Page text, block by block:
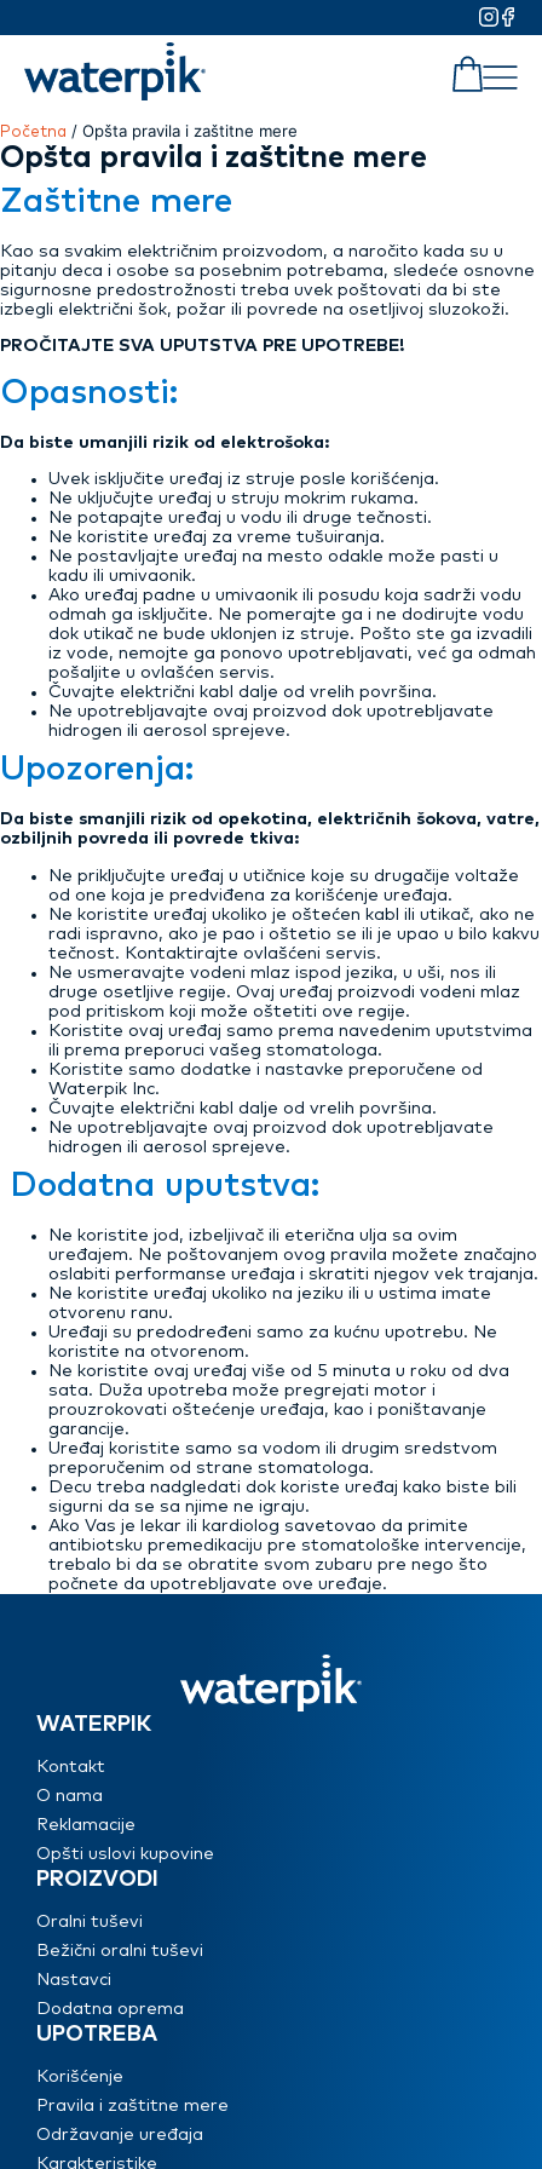
Početna / Opšta pravila i zaštitne mere
Opšta pravila i zaštitne mere
Zaštitne mere
Kao sa svakim električnim proizvodom, a naročito kada su u
pitanju deca i osobe sa posebnim potrebama, sledeće osnovne
sigurnosne predostrožnosti treba uvek poštovati da bi ste
izbegli električni šok, požar ili povrede na osetljivoj sluzokoži.
PROČITAJTE SVA UPUTSTVA PRE UPOTREBE!
Opasnosti:
Da biste umanjili rizik od elektrošoka:
Uvek isključite uređaj iz struje posle korišćenja.
Ne uključujte uređaj u struju mokrim rukama.
Ne potapajte uređaj u vodu ili druge tečnosti.
Ne koristite uređaj za vreme tušuiranja.
Ne postavljajte uređaj na mesto odakle može pasti u
kadu ili umivaonik.
Ako uređaj padne u umivaonik ili posudu koja sadrži vodu
odmah ga isključite. Ne pomerajte ga i ne dodirujte vodu
dok utikač ne bude uklonjen iz struje. Pošto ste ga izvadili
iz vode, nemojte ga ponovo upotrebljavati, već ga odmah
pošaljite u ovlašćen servis.
Čuvajte električni kabl dalje od vrelih površina.
Ne upotrebljavajte ovaj proizvod dok upotrebljavate
hidrogen ili aerosol sprejeve.
Upozorenja:
Da biste smanjili rizik od opekotina, električnih šokova, vatre,
ozbiljnih povreda ili povrede tkiva:
Ne priključujte uređaj u utičnice koje su drugačije voltaže
od one koja je predviđena za korišćenje uređaja.
Ne koristite uređaj ukoliko je oštećen kabl ili utikač, ako ne
radi ispravno, ako je pao i oštetio se ili je upao u bilo kakvu
tečnost. Kontaktirajte ovlašćeni servis.
Ne usmeravajte vodeni mlaz ispod jezika, u uši, nos ili
druge osetljive regije. Ovaj uređaj proizvodi vodeni mlaz
pod pritiskom koji može oštetiti ove regije.
Koristite ovaj uređaj samo prema navedenim uputstvima
ili prema preporuci vašeg stomatologa.
Koristite samo dodatke i nastavke preporučene od
Waterpik Inc.
Čuvajte električni kabl dalje od vrelih površina.
Ne upotrebljavajte ovaj proizvod dok upotrebljavate
hidrogen ili aerosol sprejeve.
Dodatna uputstva:
Ne koristite jod, izbeljivač ili eterična ulja sa ovim
uređajem. Ne poštovanjem ovog pravila možete značajno
oslabiti performanse uređaja i skratiti njegov vek trajanja.
Ne koristite uređaj ukoliko na jeziku ili u ustima imate
otvorenu ranu.
Uređaji su predodređeni samo za kućnu upotrebu. Ne
koristite na otvorenom.
Ne koristite ovaj uređaj više od 5 minuta u roku od dva
sata. Duža upotreba može pregrejati motor i
prouzrokovati oštećenje uređaja, kao i poništavanje
garancije.
Uređaj koristite samo sa vodom ili drugim sredstvom
preporučenim od strane stomatologa.
Decu treba nadgledati dok koriste uređaj kako biste bili
sigurni da se sa njime ne igraju.
Ako Vas je lekar ili kardiolog savetovao da primite
antibiotsku premedikaciju pre stomatološke intervencije,
trebalo bi da se obratite svom zubaru pre nego što
počnete da upotrebljavate ove uređaje.
WATERPIK
Kontakt
O nama
Reklamacije
Opšti uslovi kupovine
PROIZVODI
Oralni tuševi
Bežični oralni tuševi
Nastavci
Dodatna oprema
UPOTREBA
Korišćenje
Pravila i zaštitne mere
Održavanje uređaja
Karakteristike